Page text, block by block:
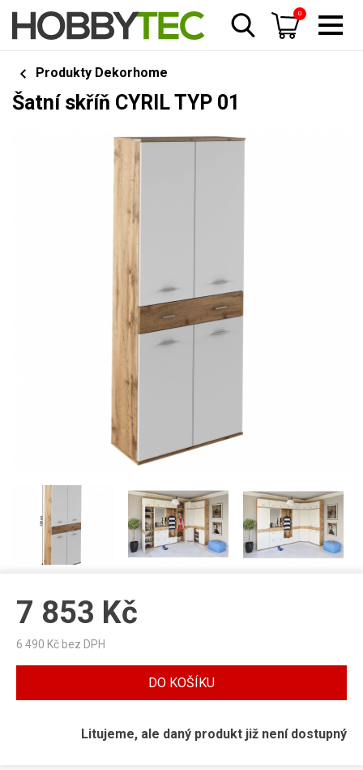
0
Produkty Dekorhome
Šatní skříň CYRIL TYP 01
7 853 Kč
6 490 Kč bez DPH
DO KOŠÍKU
Litujeme, ale daný produkt již není dostupný